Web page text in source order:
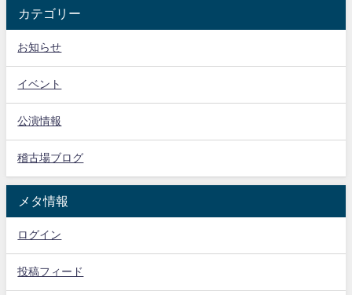
カテゴリー
お知らせ
イベント
公演情報
稽古場ブログ
メタ情報
ログイン
投稿フィード